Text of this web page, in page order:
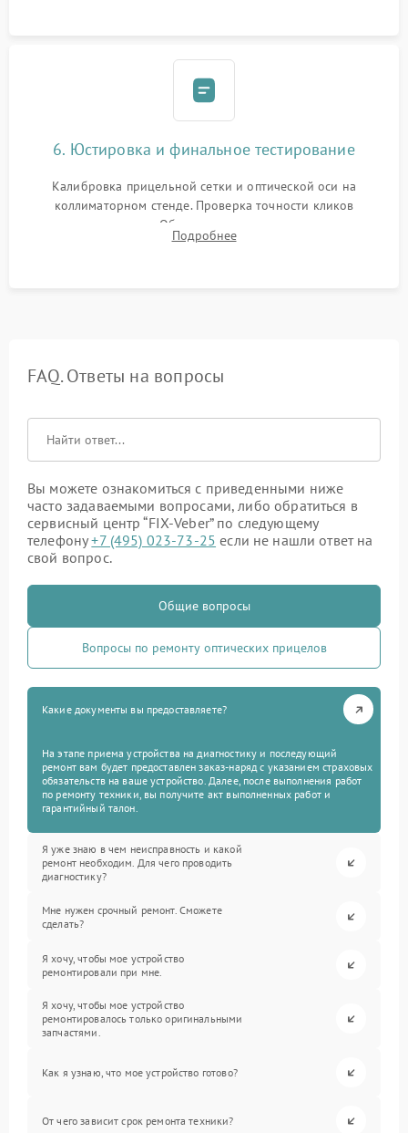
6. Юстировка и финальное тестирование
Калибровка прицельной сетки и оптической оси на
коллиматорном стенде. Проверка точности кликов
механизма поправок. Обязательное испытание прицела на
ударном стенде для проверки устойчивости к отдаче и
Подробнее
FAQ. Ответы на вопросы
Вы можете ознакомиться с приведенными ниже
часто задаваемыми вопросами, либо обратиться в
сервисный центр “FIX-Veber” по следующему
телефону+7 (495) 023-73-25 если не нашли ответ на
свой вопрос.
Общие вопросы
Вопросы по ремонту оптических прицелов
Какие документы вы предоставляете?
На этапе приема устройства на диагностику и последующий
ремонт вам будет предоставлен заказ-наряд с указанием страховых
обязательств на ваше устройство. Далее, после выполнения работ
по ремонту техники, вы получите акт выполненных работ и
гарантийный талон.
Я уже знаю в чем неисправность и какой
ремонт необходим. Для чего проводить
диагностику?
Мне нужен срочный ремонт. Сможете
сделать?
Я хочу, чтобы мое устройство
ремонтировали при мне.
Я хочу, чтобы мое устройство
ремонтировалось только оригинальными
запчастями.
Как я узнаю, что мое устройство готово?
От чего зависит срок ремонта техники?